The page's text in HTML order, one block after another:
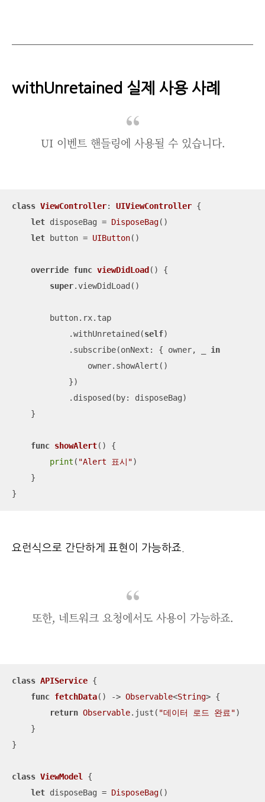
withUnretained 실제 사용 사례
UI 이벤트 핸들링에 사용될 수 있습니다.
class ViewController: UIViewController {
let disposeBag = DisposeBag()
let button = UIButton()
override func viewDidLoad ()
{
super.viewDidLoad()
        button.rx.tap
            .withUnretained(
self)
            .subscribe(onNext: { owner,
in
                owner.showAlert()
            })
            .disposed(by: disposeBag)
    }
func showAlert()
{
print ( "Alert 표시")
    }
}
요런식으로 간단하게 표현이 가능하죠.
또한, 네트워크 요청에서도 사용이 가능하죠.
class APIService {
func fetchData() -> Observable<String> {
return Observable.just( "데이터 로드 완료")
    }
}
class ViewModel
{
let disposeBag = DisposeBag()